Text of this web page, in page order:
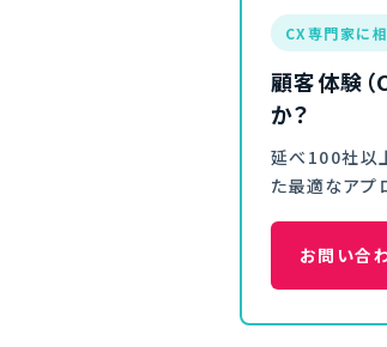
CX専門家に
顧客体験（
か？
延べ100社以
た最適なアプ
お問い合